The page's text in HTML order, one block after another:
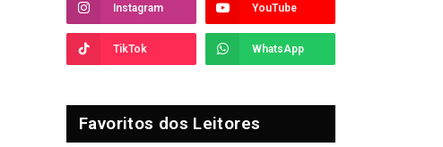
Instagram YouTube
TikTok WhatsApp
Favoritos dos Leitores